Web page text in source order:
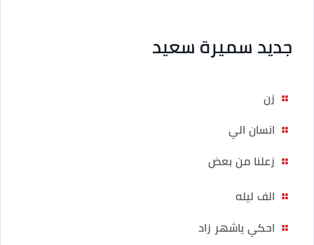
جديد سميرة سعيد
زن
انسان الي
زعلنا من بعض
الف ليله
احكي ياشهر زاد